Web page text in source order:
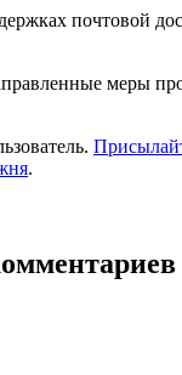
почтовой
меры
.